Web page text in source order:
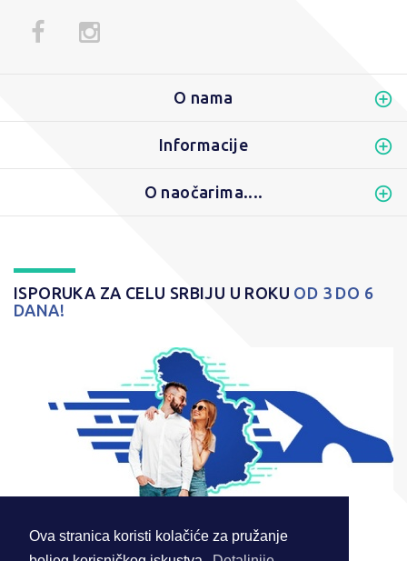
Ova stranica koristi kolačiće za pružanje
O nama
Informacije
O naočarima....
ISPORUKA ZA CELU SRBIJU U ROKU OD 3 DO 6
DANA!